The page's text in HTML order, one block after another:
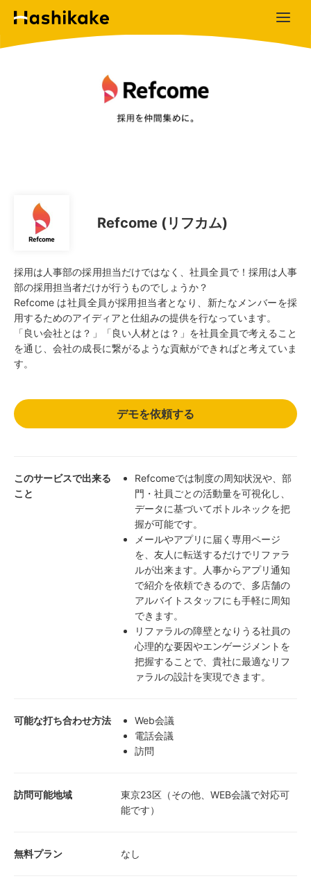
Refcome (リフカム)
採用は人事部の採用担当だけではなく、社員全員で！採用は人事
部の採用担当者だけが行うものでしょうか？
Refcome は社員全員が採用担当者となり、新たなメンバーを採
用するためのアイディアと仕組みの提供を行なっています。
「良い会社とは？」「良い人材とは？」を社員全員で考えること
を通じ、会社の成長に繋がるような貢献ができればと考えていま
す。
デモを依頼する
このサービスで出来る
こと
Refcomeでは制度の周知状況や、部
門・社員ごとの活動量を可視化し、
データに基づいてボトルネックを把
握が可能です。
メールやアプリに届く専用ページ
を、友人に転送するだけでリファラ
ルが出来ます。人事からアプリ通知
で紹介を依頼できるので、多店舗の
アルバイトスタッフにも手軽に周知
できます。
リファラルの障壁となりうる社員の
心理的な要因やエンゲージメントを
把握することで、貴社に最適なリフ
ァラルの設計を実現できます。
可能な打ち合わせ方法
Web会議
電話会議
訪問
訪問可能地域
東京23区（その他、WEB会議で対応可
能です）
無料プラン なし